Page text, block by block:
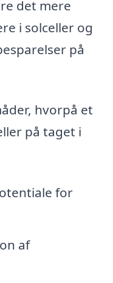
det mere
i solceller og
på
hvorpå et
på taget i
for
af